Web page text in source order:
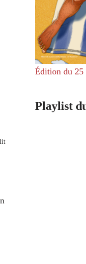
Édition du 25
Playlist